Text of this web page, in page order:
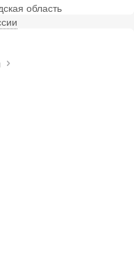
область